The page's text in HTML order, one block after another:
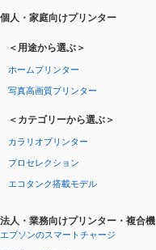
個人・家庭向けプリンター
＜用途から選ぶ＞
ホームプリンター
写真高画質プリンター
＜カテゴリーから選ぶ＞
カラリオプリンター
プロセレクション
エコタンク搭載モデル
法人・業務向けプリンター・複合機
エプソンのスマートチャージ